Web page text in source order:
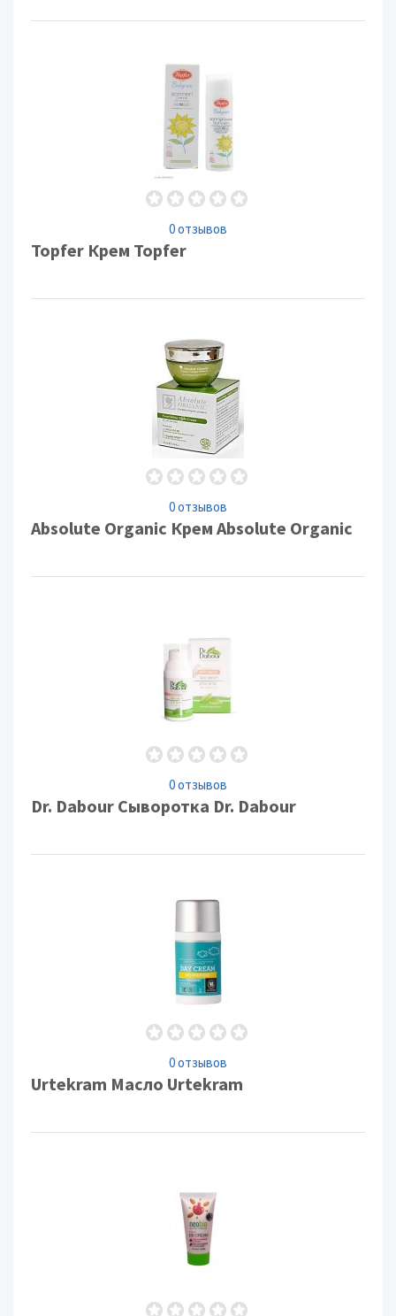
0 отзывов
Topfer Крем Topfer
0 отзывов
Absolute Organic Крем Absolute Organic
0 отзывов
Dr. Dabour Сыворотка Dr. Dabour
0 отзывов
Urtekram Масло Urtekram